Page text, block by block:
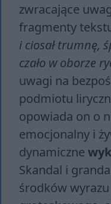
zwracające
fragmenty
i cio­sał trum­nę,
cza­ło w obo­rze
uwagi na
podmiotu
opowiada on o
emocjonalny i
dynamiczne
Skan­dal i
środków wyrazu